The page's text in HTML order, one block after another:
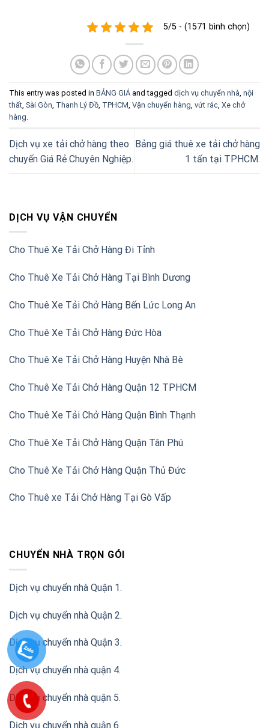
DỊCH VỤ VẬN CHUYỂN
Cho Thuê Xe Tải Chở Hàng Đi Tỉnh
Cho Thuê Xe Tải Chở Hàng Tại Bình Dương
Cho Thuê Xe Tải Chở Hàng Bến Lức Long An
Cho Thuê Xe Tải Chở Hàng Đức Hòa
Cho Thuê Xe Tải Chở Hàng Huyện Nhà Bè
Cho Thuê Xe Tải Chở Hàng Quận 12 TPHCM
Cho Thuê Xe Tải Chở Hàng Quận Bình Thạnh
Cho Thuê Xe Tải Chở Hàng Quận Tân Phú
Cho Thuê Xe Tải Chở Hàng Quận Thủ Đức
Cho Thuê xe Tải Chở Hàng Tại Gò Vấp
CHUYỂN NHÀ TRỌN GÓI
Dịch vụ chuyển nhà Quận 1.
Dịch vụ chuyển nhà Quận 2.
Dịch vụ chuyển nhà Quận 3.
Dịch vụ chuyển nhà quận 4.
Dịch vụ chuyển nhà quận 5.
Dịch vụ chuyển nhà quận 6.
5/5 - (1571 bình chọn)
This entry was posted in BẢNG GIÁ and tagged dịch vụ chuyển nhà nội
thất Sài Gòn Thanh Lý Đồ TPHCM Vận chuyển hàng vứt rác Xe chở
hàng
Dịch vụ xe tải chở hàng theo
chuyến Giá Rẻ Chuyên Nghiệp.
Bảng giá thuê xe tải chở hàng
1 tấn tại TPHCM.